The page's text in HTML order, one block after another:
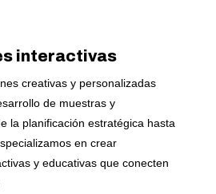
interactivas
creativas y personalizadas
de muestras y
la planificación estratégica hasta
en crear
y educativas que conecten